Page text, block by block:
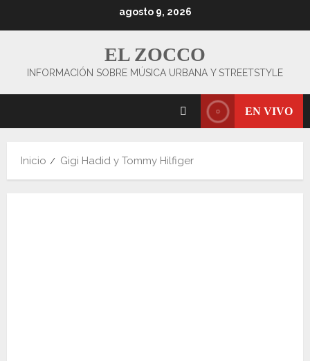
agosto 9, 2026
EL ZOCCO
INFORMACIÓN SOBRE MÚSICA URBANA Y STREETSTYLE
EN VIVO
Inicio Gigi Hadid y Tommy Hilfiger